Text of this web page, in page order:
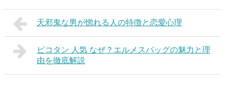
天邪鬼な男が惚れる人の特徴と恋愛心理
ピコタン 人気 なぜ？エルメスバッグの魅力と理
由を徹底解説